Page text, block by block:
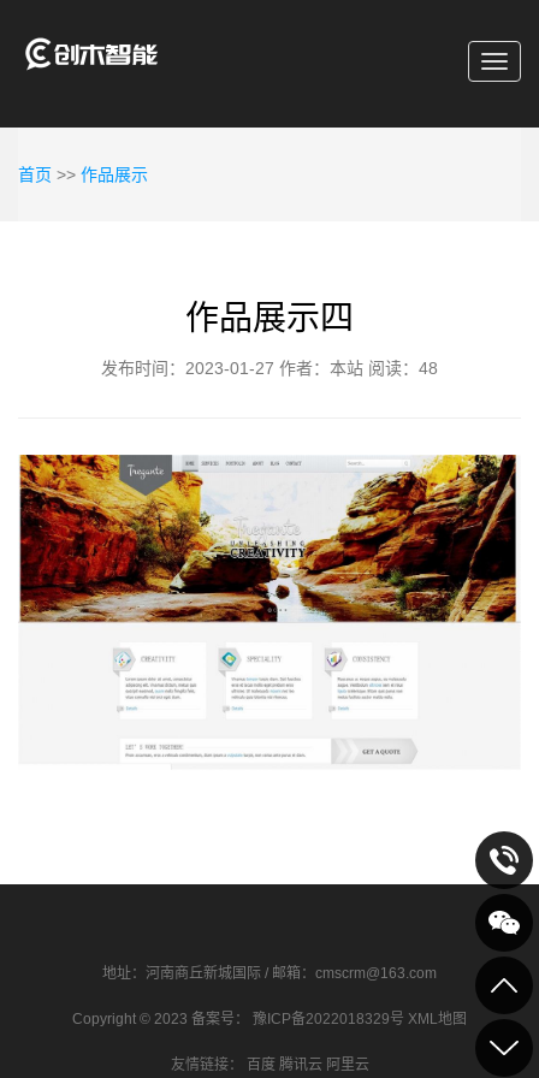
首页 >> 作品展示
作品展示四
发布时间：2023-01-27 作者：本站 阅读：48
地址：河南商丘新城国际 / 邮箱：cmscrm@163.com
Copyright © 2023 备案号： 豫ICP备2022018329号 XML地图
友情链接： 百度 腾讯云 阿里云